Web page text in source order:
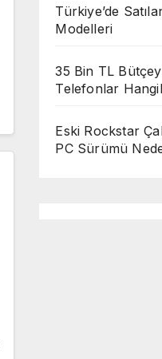
Türkiye’de
Modelleri
35 Bin TL
Telefonlar
Eski Rockstar
PC Sürümü